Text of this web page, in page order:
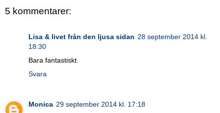
5 kommentarer:
Lisa & livet från den ljusa sidan 28 september 2014 kl.
18:30
Bara fantastiskt.
Svara
Monica 29 september 2014 kl. 17:18